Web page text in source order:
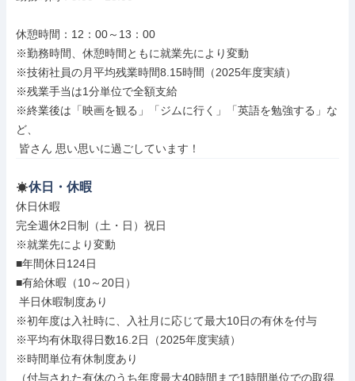
休憩時間：12：00～13：00
※勤務時間、休憩時間ともに就業先により変動
※技術社員の月平均残業時間8.15時間（2025年度実績）
※残業手当は1分単位で全額支給
※終業後は「映画を観る」「ジムに行く」「英語を勉強する」な
ど、
皆さん 思い思いに過ごしています！
休日・休暇
休日休暇
完全週休2日制（土・日）祝日
※就業先により変動
■年間休日124日
■有給休暇（10～20日）
※初年度は入社時に、入社月に応じて最大10日の有休を付与
※平均有休取得日数16.2日（2025年度実績）
※時間単位有休制度あり
（付与された有休のうち年度最大40時間まで1時間単位での取得